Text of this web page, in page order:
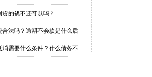
贷的钱不还可以吗？
合法吗？逾期不会款是什么后
消需要什么条件？什么债务不